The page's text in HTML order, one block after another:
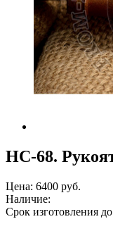
НС-68.
Цена: 6400 руб.
Наличие:
Срок изготовления